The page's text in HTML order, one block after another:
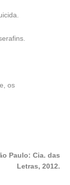
os
Paulo: Cia. das
Letras, 2012.